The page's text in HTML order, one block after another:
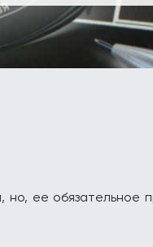
ее обязательное